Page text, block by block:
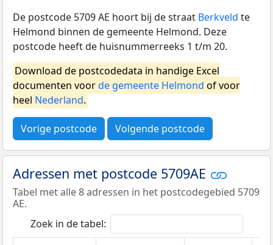
De postcode 5709 AE hoort bij de straat Berkveld te
Helmond binnen de gemeente Helmond. Deze
postcode heeft de huisnummerreeks 1 t/m 20.
Download de postcodedata in handige Excel
documenten voorde gemeente Helmond of voor
heel Nederland.
Vorige postcode Volgende postcode
Adressen met postcode 5709AE
Tabel met alle 8 adressen in het postcodegebied 5709
AE.
Zoek in de tabel: